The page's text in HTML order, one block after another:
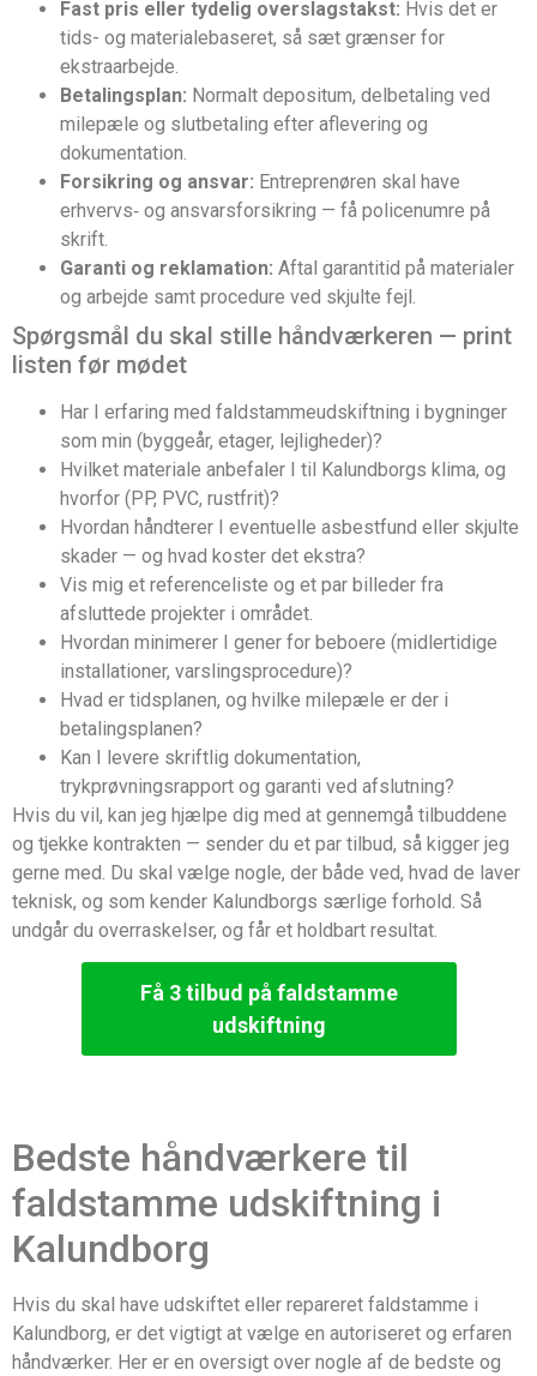
Fast pris eller tydelig overslagstakst: Hvis det er
tids- og materialebaseret, så sæt grænser for
ekstraarbejde.
Betalingsplan: Normalt depositum, delbetaling ved
milepæle og slutbetaling efter aflevering og
dokumentation.
Forsikring og ansvar: Entreprenøren skal have
erhvervs‑ og ansvarsforsikring — få policenumre på
skrift.
Garanti og reklamation: Aftal garantitid på materialer
og arbejde samt procedure ved skjulte fejl.
Spørgsmål du skal stille håndværkeren — print
listen før mødet
Har I erfaring med faldstammeudskiftning i bygninger
som min (byggeår, etager, lejligheder)?
Hvilket materiale anbefaler I til Kalundborgs klima, og
hvorfor (PP, PVC, rustfrit)?
Hvordan håndterer I eventuelle asbestfund eller skjulte
skader — og hvad koster det ekstra?
Vis mig et referenceliste og et par billeder fra
afsluttede projekter i området.
Hvordan minimerer I gener for beboere (midlertidige
installationer, varslingsprocedure)?
Hvad er tidsplanen, og hvilke milepæle er der i
betalingsplanen?
Kan I levere skriftlig dokumentation,
trykprøvningsrapport og garanti ved afslutning?
Hvis du vil, kan jeg hjælpe dig med at gennemgå tilbuddene
og tjekke kontrakten — sender du et par tilbud, så kigger jeg
gerne med. Du skal vælge nogle, der både ved, hvad de laver
teknisk, og som kender Kalundborgs særlige forhold. Så
undgår du overraskelser, og får et holdbart resultat.
Få 3 tilbud på faldstamme
udskiftning
Bedste håndværkere til
faldstamme udskiftning i
Kalundborg
Hvis du skal have udskiftet eller repareret faldstamme i
Kalundborg, er det vigtigt at vælge en autoriseret og erfaren
håndværker. Her er en oversigt over nogle af de bedste og